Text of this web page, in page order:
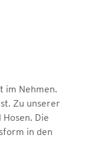
im Nehmen.
Zu unserer
Die
in den